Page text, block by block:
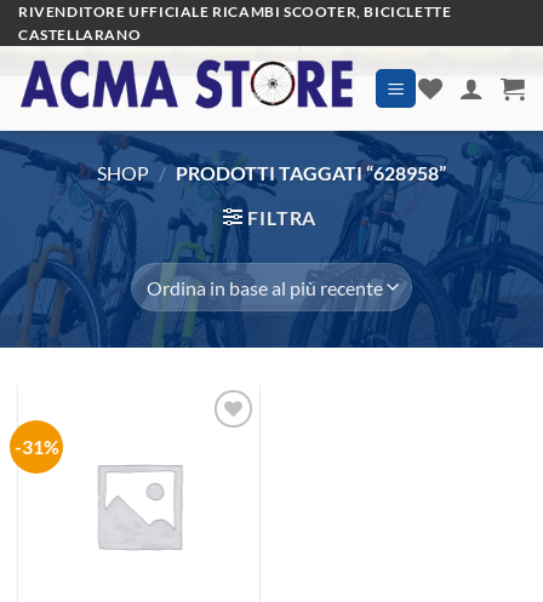
Salta
ai
contenuti
RIVENDITORE UFFICIALE RICAMBI SCOOTER, BICICLETTE
CASTELLARANO
SHOP / PRODOTTI TAGGATI “628958”
FILTRA
-31%